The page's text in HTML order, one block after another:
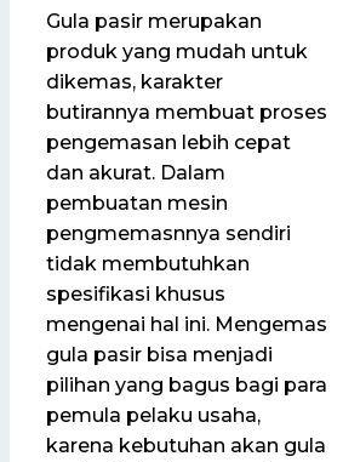
Gula pasir merupakan
produk yang mudah untuk
dikemas, karakter
butirannya membuat proses
pengemasan lebih cepat
dan akurat. Dalam
pembuatan mesin
pengmemasnnya sendiri
tidak membutuhkan
spesifikasi khusus
mengenai hal ini. Mengemas
gula pasir bisa menjadi
pilihan yang bagus bagi para
pemula pelaku usaha,
karena kebutuhan akan gula